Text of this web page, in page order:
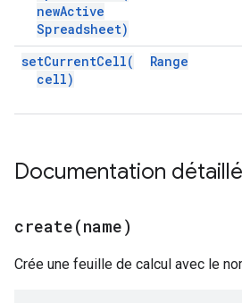
newActive
Spreadsheet)
setCurrentCell(
cell)
Range
Documentation
create(name)
Crée une feuille de calcul avec le